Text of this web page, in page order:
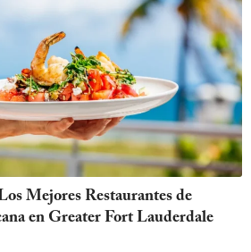
Mejores Restaurantes de
en Greater Fort Lauderdale